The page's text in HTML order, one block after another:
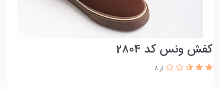
کفش ونس کد 2804
از 8